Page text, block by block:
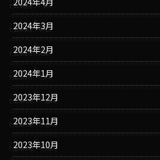
2024年3月
2024年2月
2024年1月
2023年12月
2023年11月
2023年10月